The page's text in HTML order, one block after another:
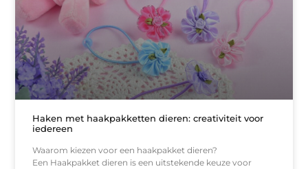
Haken met haakpakketten dieren: creativiteit voor
iedereen
Waarom kiezen voor een haakpakket dieren?
Een Haakpakket dieren is een uitstekende keuze voor